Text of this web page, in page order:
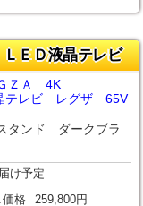
ＥＤ液晶テレビ
ＺＡ 4K
テレビ レグザ 65V
タンド ダークブラ
け予定
価格 259,800円